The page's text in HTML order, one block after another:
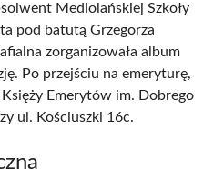
Mediolańskiej Szkoły
pod batutą Grzegorza
zorganizowała album
Po przejściu na emeryturę,
Księży Emerytów im. Dobrego
ul. Kościuszki 16c.